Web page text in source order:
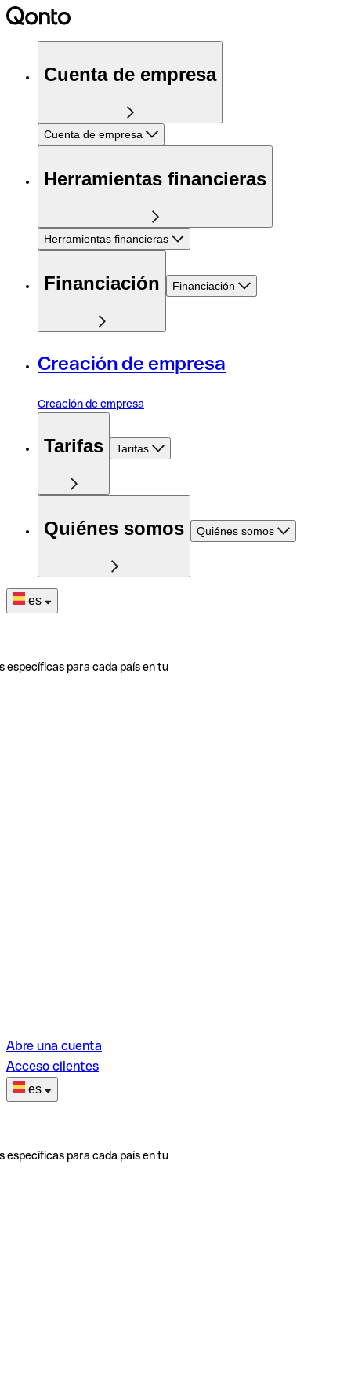
Cuenta de empresa
Cuenta de empresa
Herramientas financieras
Herramientas financieras
Financiación Financiación
Creación de empresa
Creación de empresa
Tarifas Tarifas
Quiénes somos Quiénes somos
es
específicas para cada país en tu
Abre una cuenta
Acceso clientes
es
específicas para cada país en tu